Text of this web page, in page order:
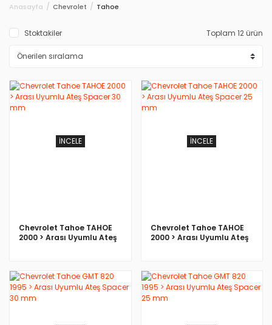
Anasayfa Chevrolet Tahoe
Stoktakiler Toplam 12 ürün
İNCELE
Chevrolet Tahoe TAHOE
2000 > Arası Uyumlu Ateş
İNCELE
Chevrolet Tahoe TAHOE
2000 > Arası Uyumlu Ateş